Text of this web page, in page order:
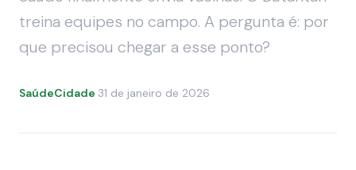
treina equipes no campo. A pergunta é: por
que precisou chegar a esse ponto?
SaúdeCidade·31 de janeiro de 2026